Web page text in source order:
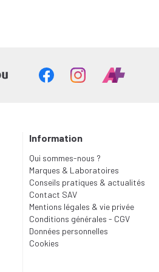
Information
Qui sommes-nous ?
Marques & Laboratoires
Conseils pratiques & actualités
Contact SAV
Mentions légales & vie privée
Conditions générales - CGV
Données personnelles
Cookies